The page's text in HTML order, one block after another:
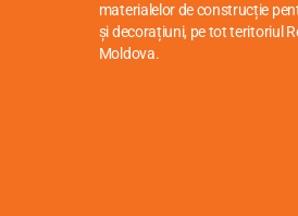
materialelor de construcție
și decorațiuni, pe tot teritoriul
Moldova.